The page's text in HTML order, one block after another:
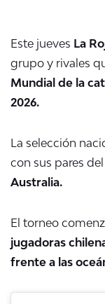
Este jueves La
grupo y rivales
Mundial de la
2026.
La selección
con sus pares del
Australia.
El torneo
jugadoras
frente a las